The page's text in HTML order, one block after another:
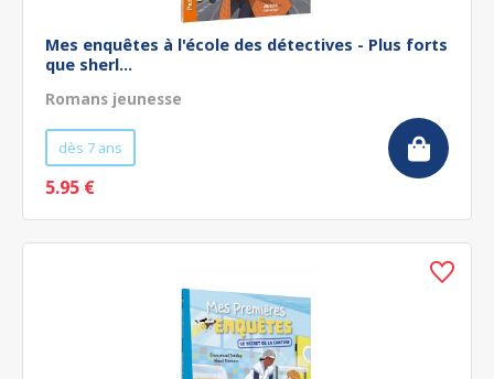
Mes enquêtes à l'école des détectives - Plus forts
que sherl...
Romans jeunesse
dès 7 ans
5.95 €